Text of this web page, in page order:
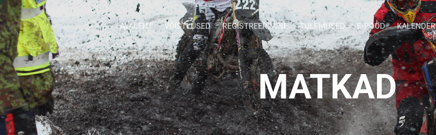
AVALEHT VÕISTLUSED REGISTREERIMINE TULEMUSED E-POOD KALENDER
MATKAD